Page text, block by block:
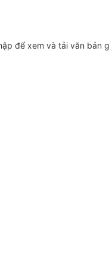
để xem và tải văn bản